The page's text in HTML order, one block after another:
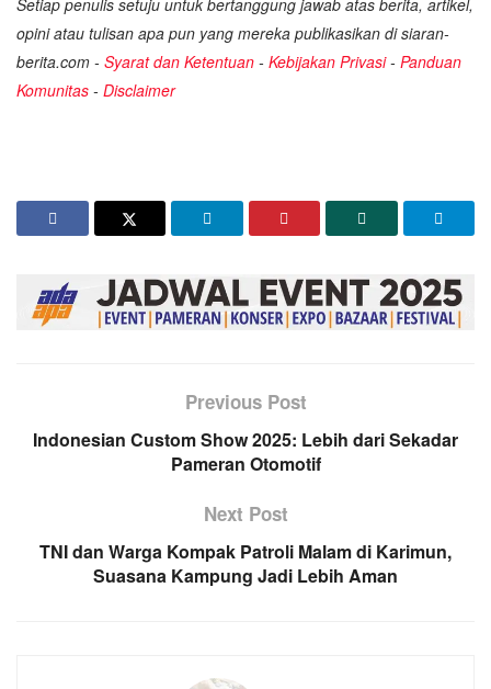
opini atau tulisan apa pun yang mereka publikasikan di siaran-
berita.com - Syarat dan Ketentuan - Kebijakan Privasi- Panduan
Komunitas - Disclaimer
Previous Post
Indonesian Custom Show 2025: Lebih dari Sekadar
Pameran Otomotif
Next Post
TNI dan Warga Kompak Patroli Malam di Karimun,
Suasana Kampung Jadi Lebih Aman